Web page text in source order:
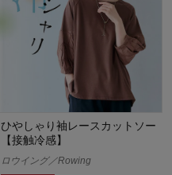
ひやしゃり袖レースカットソー
【接触冷感】
ロウイング／Rowing